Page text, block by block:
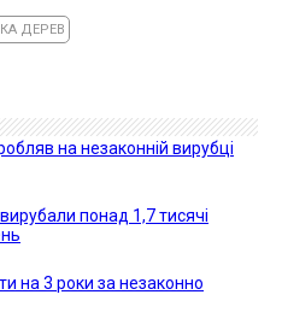
ДЕРЕВ
на незаконній вирубці
понад 1,7 тисячі
на 3 роки за незаконно